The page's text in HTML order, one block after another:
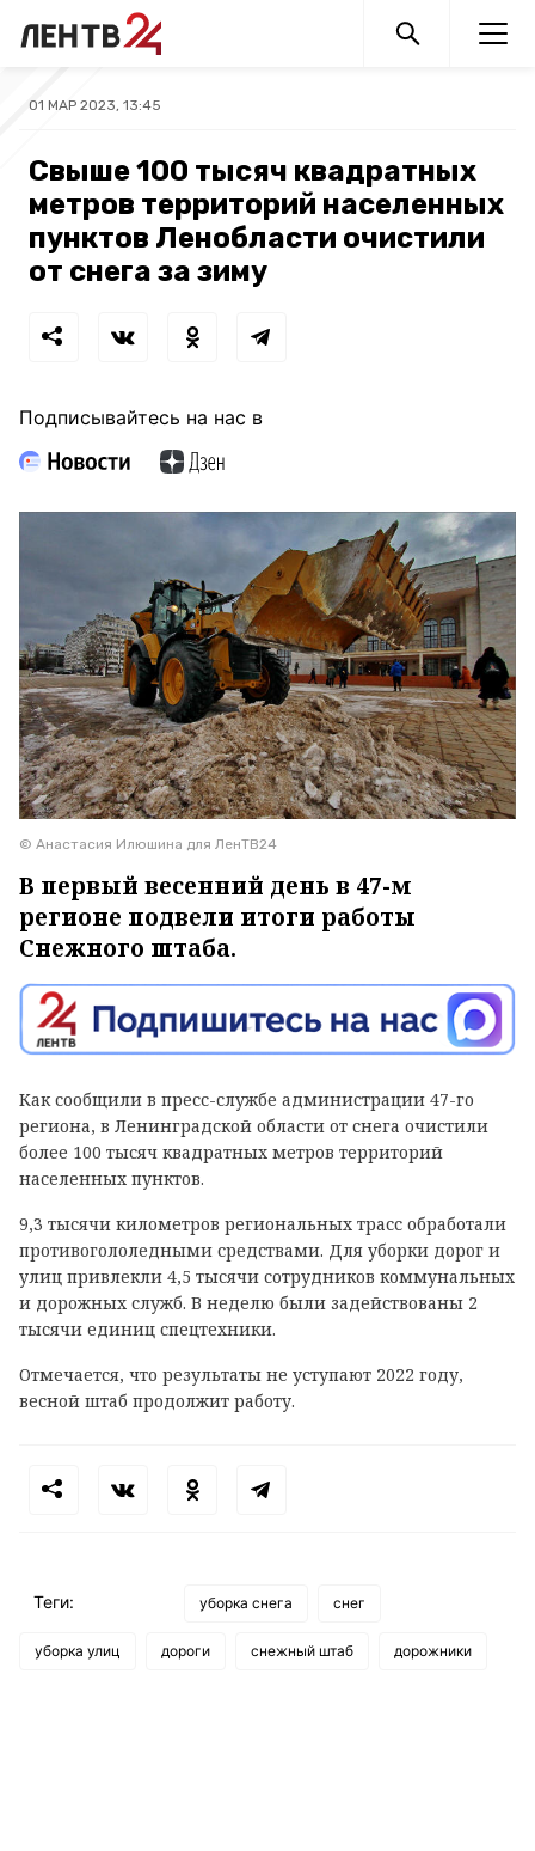
01 МАР 2023, 13:45
Свыше 100 тысяч квадратных
метров территорий населенных
пунктов Ленобласти очистили
от снега за зиму
Подписывайтесь на нас в
© Анастасия Илюшина для ЛенТВ24
В первый весенний день в 47-м
регионе подвели итоги работы
Снежного штаба.
Как сообщили в пресс-службе администрации 47-го
региона, в Ленинградской области от снега очистили
более 100 тысяч квадратных метров территорий
населенных пунктов.
9,3 тысячи километров региональных трасс обработали
противогололедными средствами. Для уборки дорог и
улиц привлекли 4,5 тысячи сотрудников коммунальных
и дорожных служб. В неделю были задействованы 2
тысячи единиц спецтехники.
Отмечается, что результаты не уступают 2022 году,
весной штаб продолжит работу.
Теги: уборка снега снег
уборка улиц дороги снежный штаб дорожники